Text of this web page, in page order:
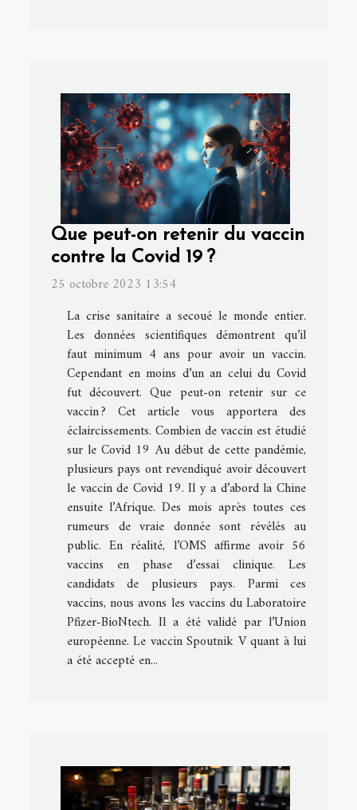
Que peut-on retenir du vaccin
contre la Covid 19 ?
25 octobre 2023 13:54
La crise sanitaire a secoué le monde entier.
Les données scientifiques démontrent qu’il
faut minimum 4 ans pour avoir un vaccin.
Cependant en moins d’un an celui du Covid
fut découvert. Que peut-on retenir sur ce
vaccin ? Cet article vous apportera des
éclaircissements. Combien de vaccin est étudié
sur le Covid 19 Au début de cette pandémie,
plusieurs pays ont revendiqué avoir découvert
le vaccin de Covid 19. Il y a d’abord la Chine
ensuite l’Afrique. Des mois après toutes ces
rumeurs de vraie donnée sont révélés au
public. En réalité, l’OMS affirme avoir 56
vaccins en phase d’essai clinique. Les
candidats de plusieurs pays. Parmi ces
vaccins, nous avons les vaccins du Laboratoire
Pfizer-BioNtech. Il a été validé par l’Union
européenne. Le vaccin Spoutnik V quant à lui
a été accepté en...